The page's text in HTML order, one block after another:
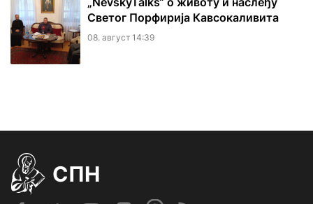
Светог Порфирија Кавсокаливита
08. август 14:39
СПН